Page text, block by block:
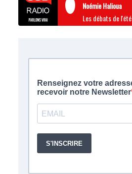
Noémie Halioua
Les débats de l'été